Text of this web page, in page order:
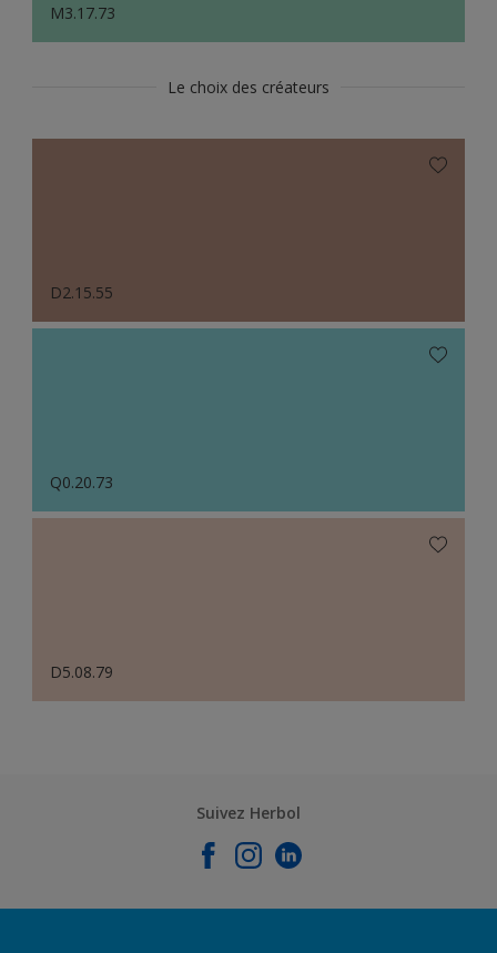
M3.17.73
Le choix des créateurs
D2.15.55
Q0.20.73
D5.08.79
Suivez Herbol